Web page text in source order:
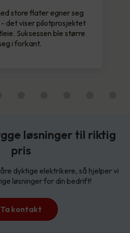
store flater egner seg
det viser pilotprosjektet
Suksessen ble større
i forkant.
løsninger til riktig
pris
dyktige elektrikere, så hjelper vi
løsninger for din bedrift!
Ta kontakt